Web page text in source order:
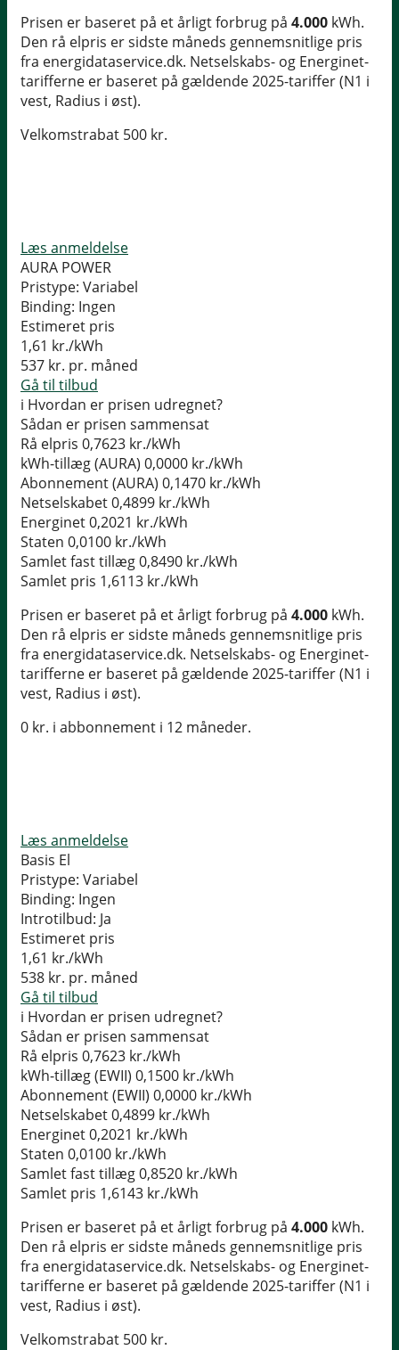
Prisen er baseret på et årligt forbrug på 4.000 kWh.
Den rå elpris er sidste måneds gennemsnitlige pris
fra energidataservice.dk. Netselskabs- og Energinet-
tarifferne er baseret på gældende 2025-tariffer (N1 i
vest, Radius i øst).
Velkomstrabat 500 kr.
Læs anmeldelse
AURA POWER
Pristype: Variabel
Binding: Ingen
Estimeret pris
1,61 kr./kWh
537 kr. pr. måned
Gå til tilbud
i Hvordan er prisen udregnet?
Sådan er prisen sammensat
Rå elpris 0,7623 kr./kWh
kWh-tillæg (AURA) 0,0000 kr./kWh
Abonnement (AURA) 0,1470 kr./kWh
Netselskabet0,4899 kr./kWh
Energinet0,2021 kr./kWh
Staten 0,0100 kr./kWh
Samlet fast tillæg0,8490 kr./kWh
Samlet pris 1,6113 kr./kWh
Prisen er baseret på et årligt forbrug på 4.000 kWh.
Den rå elpris er sidste måneds gennemsnitlige pris
fra energidataservice.dk. Netselskabs- og Energinet-
tarifferne er baseret på gældende 2025-tariffer (N1 i
vest, Radius i øst).
0 kr. i abbonnement i 12 måneder.
Læs anmeldelse
Basis El
Pristype: Variabel
Binding: Ingen
Introtilbud: Ja
Estimeret pris
1,61 kr./kWh
538 kr. pr. måned
Gå til tilbud
i Hvordan er prisen udregnet?
Sådan er prisen sammensat
Rå elpris 0,7623 kr./kWh
kWh-tillæg (EWII) 0,1500 kr./kWh
Abonnement (EWII) 0,0000 kr./kWh
Netselskabet0,4899 kr./kWh
Energinet0,2021 kr./kWh
Staten 0,0100 kr./kWh
Samlet fast tillæg0,8520 kr./kWh
Samlet pris 1,6143 kr./kWh
Prisen er baseret på et årligt forbrug på 4.000 kWh.
Den rå elpris er sidste måneds gennemsnitlige pris
fra energidataservice.dk. Netselskabs- og Energinet-
tarifferne er baseret på gældende 2025-tariffer (N1 i
vest, Radius i øst).
Velkomstrabat 500 kr.